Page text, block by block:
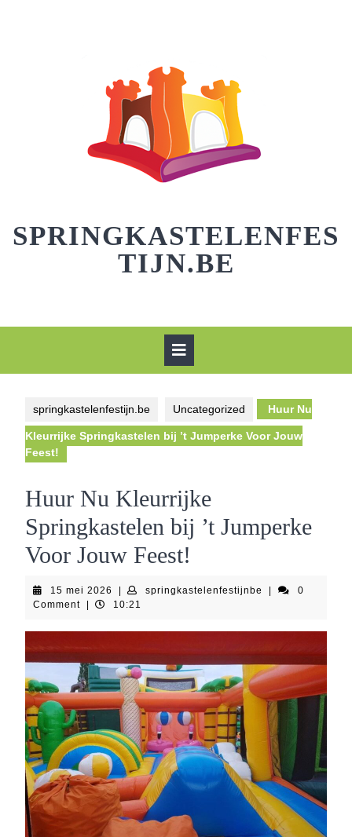
SPRINGKASTELENFES
TIJN.BE
springkastelenfestijn.be Uncategorized Huur Nu
Kleurrijke Springkastelen bij ’t Jumperke Voor Jouw
Feest!
Huur Nu Kleurrijke
Springkastelen bij ’t Jumperke
Voor Jouw Feest!
15 mei 2026 15
mei
springkastelenfestijnbe
0
Comment
10:21